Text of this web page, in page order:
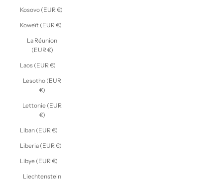
Kosovo (EUR €)
Koweït (EUR €)
La Réunion
(EUR €)
Laos (EUR €)
Lesotho (EUR
€)
Lettonie (EUR
€)
Liban (EUR €)
Liberia (EUR €)
Libye (EUR €)
Liechtenstein